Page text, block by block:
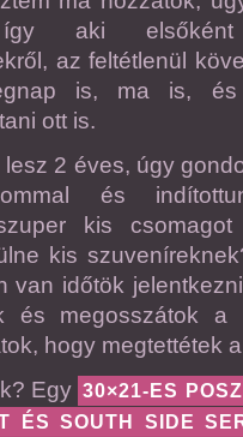
aki elsőként
az feltétlenül
is, ma is, és
ott is.
2 éves, úgy
és
kis
kis
van időtök
és megosszátok a
hogy megtettétek
Egy 30×21-ES
ÉS SOUTH SIDE